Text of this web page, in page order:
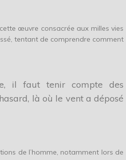
œuvre consacrée aux milles vies
tentant de comprendre comment
il faut tenir compte des
là où le vent a déposé
de l’homme, notamment lors de